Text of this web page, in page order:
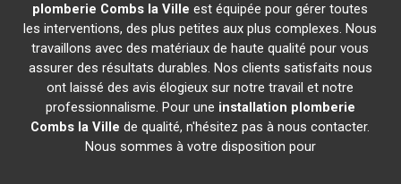
plomberie Combs la Ville est équipée pour gérer toutes
les interventions, des plus petites aux plus complexes. Nous
travaillons avec des matériaux de haute qualité pour vous
assurer des résultats durables. Nos clients satisfaits nous
ont laissé des avis élogieux sur notre travail et notre
professionnalisme. Pour une installation plomberie
Combs la Ville de qualité, n'hésitez pas à nous contacter.
Nous sommes à votre disposition pour